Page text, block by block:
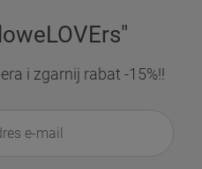
i zgarnij rabat -15%!!